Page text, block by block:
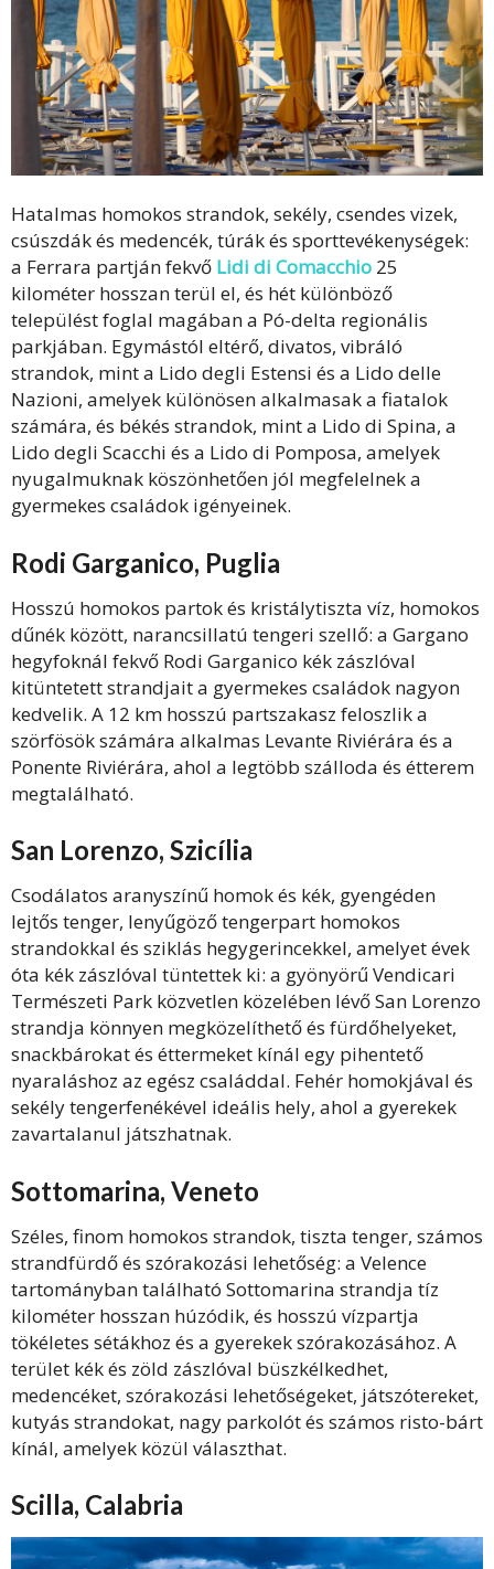
Hatalmas homokos strandok, sekély, csendes vizek,
csúszdák és medencék, túrák és sporttevékenységek:
a Ferrara partján fekvő Lidi di Comacchio 25
kilométer hosszan terül el, és hét különböző
települést foglal magában a Pó-delta regionális
parkjában. Egymástól eltérő, divatos, vibráló
strandok, mint a Lido degli Estensi és a Lido delle
Nazioni, amelyek különösen alkalmasak a fiatalok
számára, és békés strandok, mint a Lido di Spina, a
Lido degli Scacchi és a Lido di Pomposa, amelyek
nyugalmuknak köszönhetően jól megfelelnek a
gyermekes családok igényeinek.
Rodi Garganico, Puglia
Hosszú homokos partok és kristálytiszta víz, homokos
dűnék között, narancsillatú tengeri szellő: a Gargano
hegyfoknál fekvő Rodi Garganico kék zászlóval
kitüntetett strandjait a gyermekes családok nagyon
kedvelik. A 12 km hosszú partszakasz feloszlik a
szörfösök számára alkalmas Levante Riviérára és a
Ponente Riviérára, ahol a legtöbb szálloda és étterem
megtalálható.
San Lorenzo, Szicília
Csodálatos aranyszínű homok és kék, gyengéden
lejtős tenger, lenyűgöző tengerpart homokos
strandokkal és sziklás hegygerincekkel, amelyet évek
óta kék zászlóval tüntettek ki: a gyönyörű Vendicari
Természeti Park közvetlen közelében lévő San Lorenzo
strandja könnyen megközelíthető és fürdőhelyeket,
snackbárokat és éttermeket kínál egy pihentető
nyaraláshoz az egész családdal. Fehér homokjával és
sekély tengerfenékével ideális hely, ahol a gyerekek
zavartalanul játszhatnak.
Sottomarina, Veneto
Széles, finom homokos strandok, tiszta tenger, számos
strandfürdő és szórakozási lehetőség: a Velence
tartományban található Sottomarina strandja tíz
kilométer hosszan húzódik, és hosszú vízpartja
tökéletes sétákhoz és a gyerekek szórakozásához. A
terület kék és zöld zászlóval büszkélkedhet,
medencéket, szórakozási lehetőségeket, játszótereket,
kutyás strandokat, nagy parkolót és számos risto-bárt
kínál, amelyek közül választhat.
Scilla, Calabria